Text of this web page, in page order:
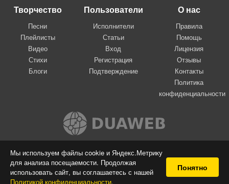
Мы используем файлы cookie и Яндекс.Метрику
для анализа посещаемости. Продолжая
использовать сайт, вы соглашаетесь с нашей
Политикой конфиденциальности.
Понятно
Творчество
Песни
Плейлисты
Видео
Стихи
Блоги
Пользователи
Исполнители
Статьи
Вход
Регистрация
Подтверждение
О нас
Правила
Помощь
Лицензия
Отзывы
Контакты
Политика
конфиденциальности
Вконтакте
© 2009-2026 Я-пою
Музыкальный сайт самовыражения